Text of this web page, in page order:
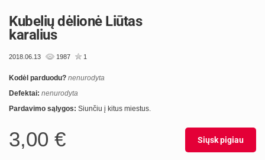
Kubelių dėlionė Liūtas
karalius
2018.06.13 1987 1
Kodėl parduodu? nenurodyta
Defektai: nenurodyta
Pardavimo sąlygos: Siunčiu į kitus miestus.
3,00 € Siųsk pigiau